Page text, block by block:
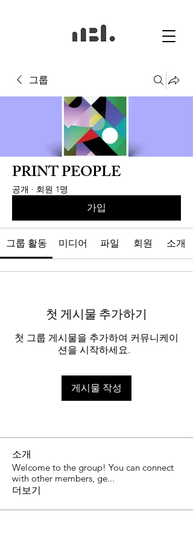
그룹
PRINT PEOPLE
공개 · 회원 1명
가입
그룹 활동 미디어 파일 회원 소개
첫 게시물 추가하기
첫 그룹 게시물을 추가하여 커뮤니케이
션을 시작하세요.
게시물 작성
소개
Welcome to the group! You can connect
with other members, ge...
더보기